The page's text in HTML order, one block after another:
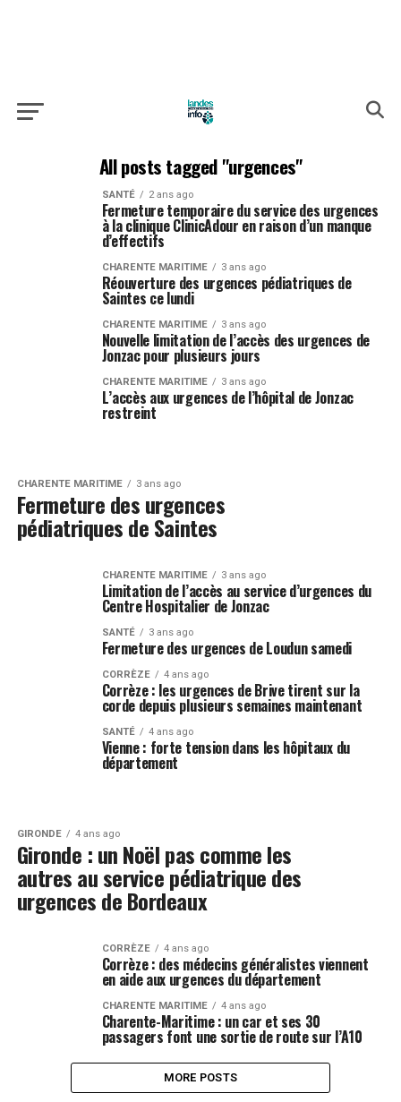
All posts tagged "urgences"
SANTÉ 2 ans ago
Fermeture temporaire du service des urgences
à la clinique ClinicAdour en raison d’un manque
d’effectifs
CHARENTE MARITIME 3 ans ago
Réouverture des urgences pédiatriques de
Saintes ce lundi
CHARENTE MARITIME 3 ans ago
Nouvelle limitation de l’accès des urgences de
Jonzac pour plusieurs jours
CHARENTE MARITIME 3 ans ago
L’accès aux urgences de l’hôpital de Jonzac
restreint
CHARENTE MARITIME 3 ans ago
Fermeture des urgences
pédiatriques de Saintes
CHARENTE MARITIME 3 ans ago
Limitation de l’accès au service d’urgences du
Centre Hospitalier de Jonzac
SANTÉ 3 ans ago
Fermeture des urgences de Loudun samedi
CORRÈZE 4 ans ago
Corrèze : les urgences de Brive tirent sur la
corde depuis plusieurs semaines maintenant
SANTÉ 4 ans ago
Vienne : forte tension dans les hôpitaux du
département
GIRONDE 4 ans ago
Gironde : un Noël pas comme les
autres au service pédiatrique des
urgences de Bordeaux
CORRÈZE 4 ans ago
Corrèze : des médecins généralistes viennent
en aide aux urgences du département
CHARENTE MARITIME 4 ans ago
Charente-Maritime : un car et ses 30
passagers font une sortie de route sur l’A10
MORE POSTS